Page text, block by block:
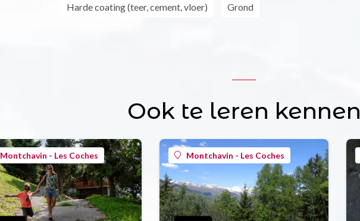
Harde coating (teer, cement, vloer) Grond
Ook te leren kennen
Montchavin - Les Coches Montchavin - Les Coches